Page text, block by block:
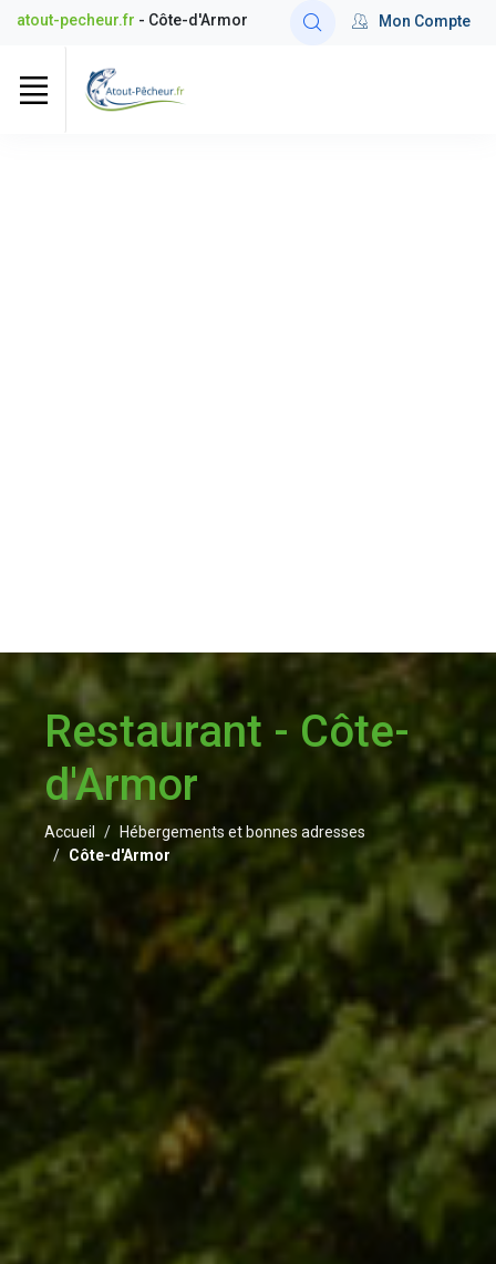
atout-pecheur.fr - Côte-d'Armor Mon Compte
Restaurant - Côte-
d'Armor
Accueil
Hébergements et bonnes adresses
Côte-d'Armor